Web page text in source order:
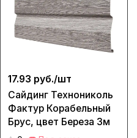
17.93 руб./шт
Сайдинг Технониколь
Фактур Корабельный
Брус, цвет Береза 3м